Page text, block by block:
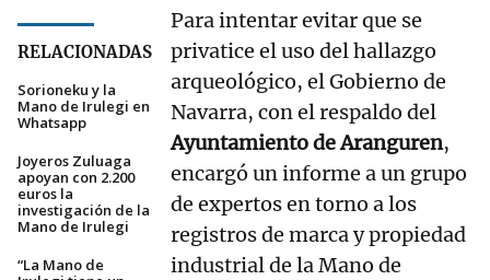
RELACIONADAS
Sorioneku y la
Mano de Irulegi en
Whatsapp
Joyeros Zuluaga
apoyan con 2.200
euros la
investigación de la
Mano de Irulegi
“La Mano de
Para intentar evitar que se
privatice el uso del hallazgo
arqueológico, el Gobierno de
Navarra, con el respaldo del
Ayuntamiento de Aranguren,
encargó un informe a un grupo
de expertos en torno a los
registros de marca y propiedad
industrial de la Mano de